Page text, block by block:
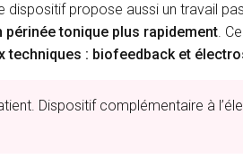
dispositif propose aussi un travail
tonique plus rapidement.
techniques : biofeedback et
Dispositif complémentaire à